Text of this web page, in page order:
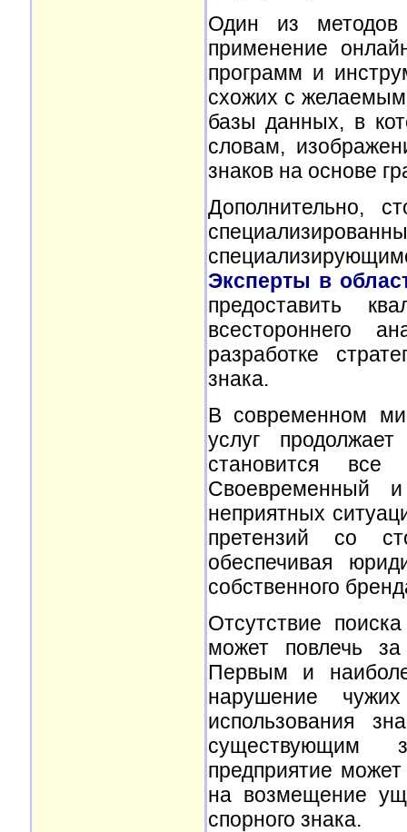
Один из
применение
программ и
схожих с
базы данных, в
словам,
знаков на основе
Дополнительно,
Эксперты в
предоставить
всестороннего
разработке
знака.
В современном
услуг
становится
Своевременный
неприятных
претензий со
обеспечивая
собственного
Отсутствие
может повлечь
Первым и
нарушение
использования
существующим
предприятие
на возмещение
спорного знака.